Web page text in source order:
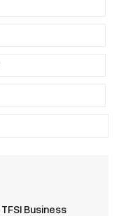
Business